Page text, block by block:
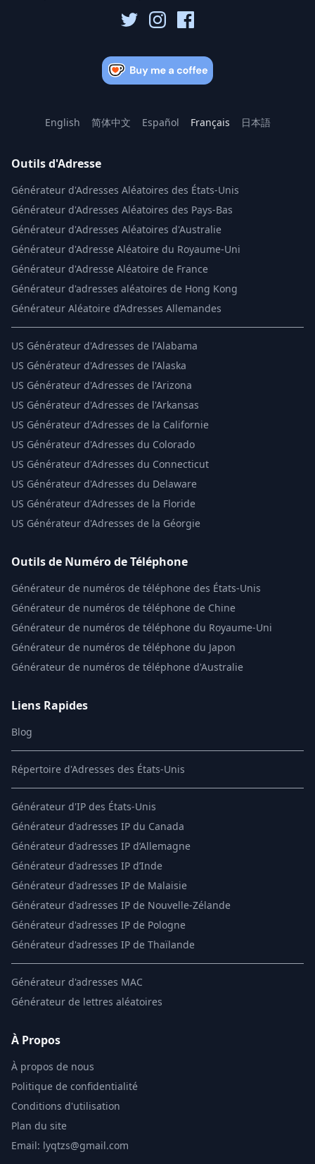
English 简体中文 Español Français 日本語
Outils d'Adresse
Générateur d'Adresses Aléatoires des États-Unis
Générateur d'Adresses Aléatoires des Pays-Bas
Générateur d'Adresses Aléatoires d'Australie
Générateur d'Adresse Aléatoire du Royaume-Uni
Générateur d'Adresse Aléatoire de France
Générateur d'adresses aléatoires de Hong Kong
Générateur Aléatoire d’Adresses Allemandes
US Générateur d'Adresses de l'Alabama
US Générateur d'Adresses de l'Alaska
US Générateur d'Adresses de l'Arizona
US Générateur d'Adresses de l'Arkansas
US Générateur d'Adresses de la Californie
US Générateur d'Adresses du Colorado
US Générateur d'Adresses du Connecticut
US Générateur d'Adresses du Delaware
US Générateur d'Adresses de la Floride
US Générateur d'Adresses de la Géorgie
Outils de Numéro de Téléphone
Générateur de numéros de téléphone des États-Unis
Générateur de numéros de téléphone de Chine
Générateur de numéros de téléphone du Royaume-Uni
Générateur de numéros de téléphone du Japon
Générateur de numéros de téléphone d'Australie
Liens Rapides
Blog
Répertoire d'Adresses des États-Unis
Générateur d'IP des États-Unis
Générateur d'adresses IP du Canada
Générateur d'adresses IP d’Allemagne
Générateur d'adresses IP d’Inde
Générateur d'adresses IP de Malaisie
Générateur d'adresses IP de Nouvelle-Zélande
Générateur d'adresses IP de Pologne
Générateur d'adresses IP de Thaïlande
Générateur d'adresses MAC
Générateur de lettres aléatoires
À Propos
À propos de nous
Politique de confidentialité
Conditions d'utilisation
Plan du site
Email: lyqtzs@gmail.com